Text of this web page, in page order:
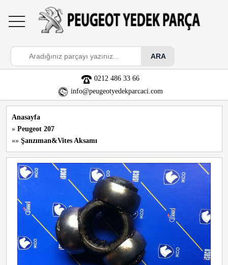
toggle
navigation
0212 486 33 66
info@peugeotyedekparcaci.com
Anasayfa
» Peugeot 207
»» Şanzıman&Vites Aksamı